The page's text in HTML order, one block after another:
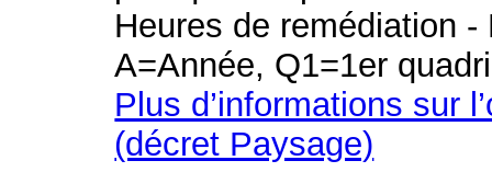
Heures de remédiation
A=Année, Q1=1er
Plus d’informations sur
(décret Paysage)